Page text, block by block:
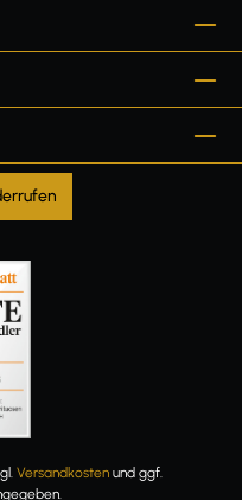
Versandkosten und ggf.